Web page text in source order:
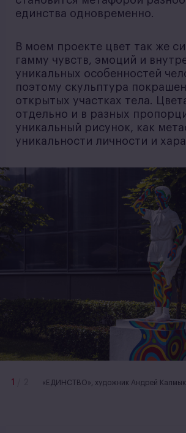
единства одновременно.
В моем проекте цвет так же
гамму чувств, эмоций и
уникальных особенностей
поэтому скульптура
открытых участках тела.
отдельно и в разных
уникальный рисунок, как
уникальности личности и
1 «ЕДИНСТВО», художник Андрей